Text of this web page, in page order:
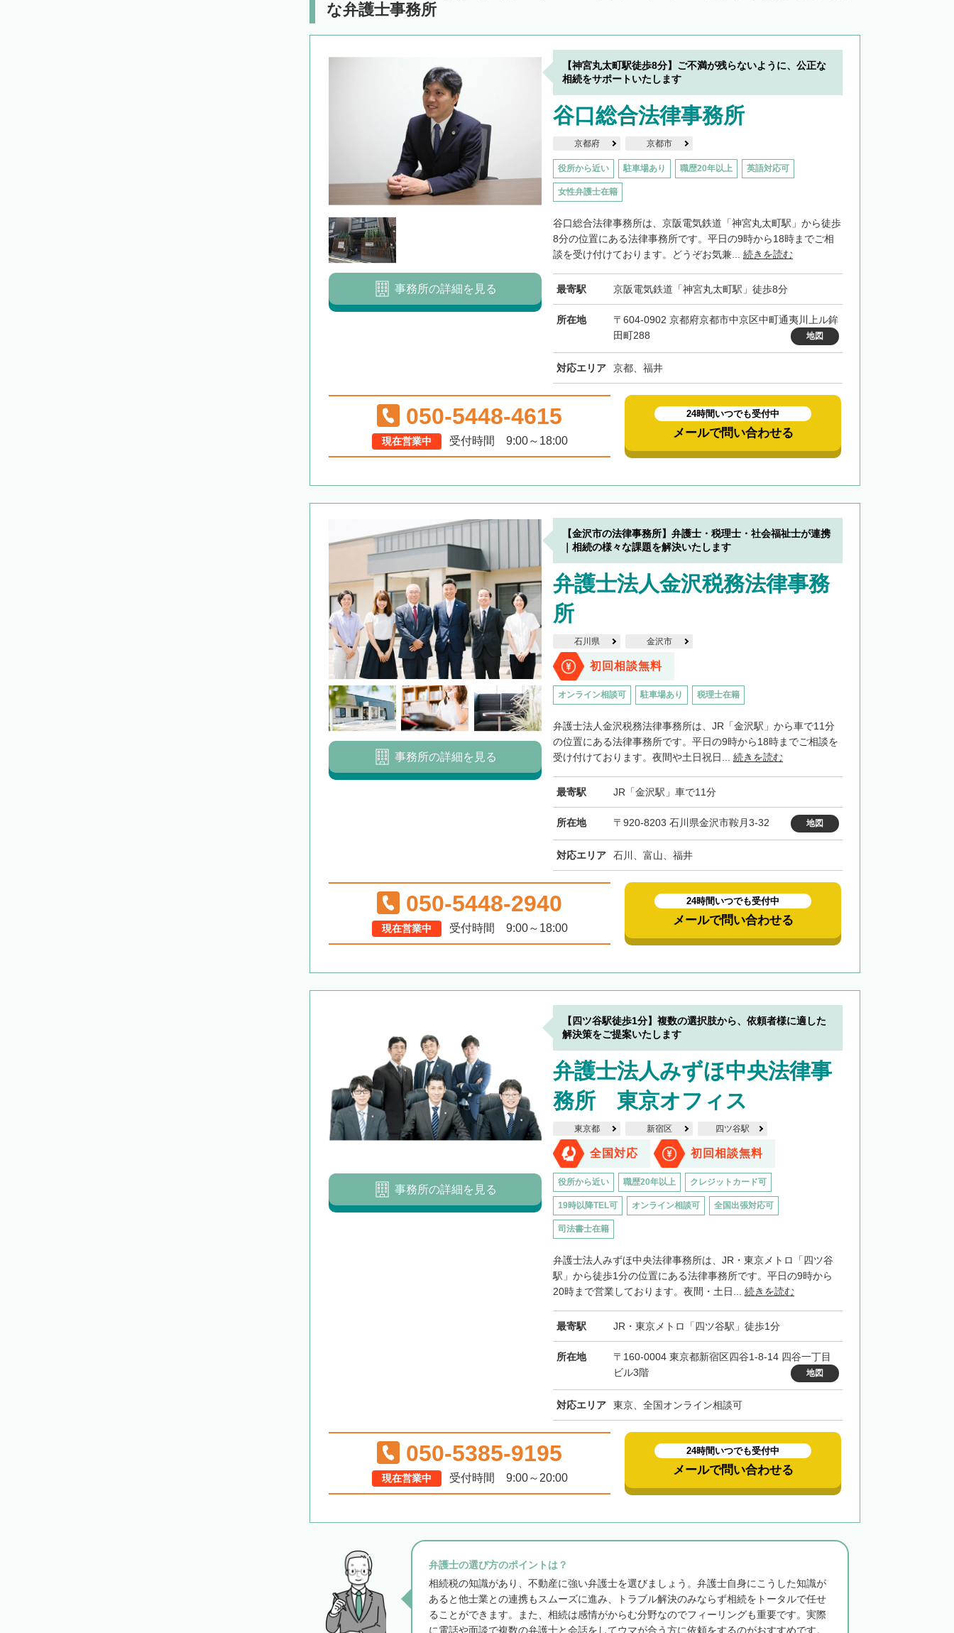
な弁護士事務所
【神宮丸太町駅徒歩8分】ご不満が残らないように、公正な
相続をサポートいたします
谷口総合法律事務所
京都府 京都市
役所から近い 駐車場あり 職歴20年以上 英語対応可
女性弁護士在籍
谷口総合法律事務所は、京阪電気鉄道「神宮丸太町駅」から徒歩
8分の位置にある法律事務所です。平日の9時から18時までご相
談を受け付けております。どうぞお気兼... 続きを読む
最寄駅 京阪電気鉄道「神宮丸太町駅」徒歩8分
所在地
〒604-0902 京都府京都市中京区中町通夷川上ル鉾
田町288
地図
対応エリア 京都、福井
事務所の詳細を見る
050-5448-4615
現在営業中 受付時間 9:00～18:00
24時間いつでも受付中
メールで問い合わせる
【金沢市の法律事務所】弁護士・税理士・社会福祉士が連携
｜相続の様々な課題を解決いたします
弁護士法人金沢税務法律事務
所
石川県 金沢市
初回相談無料
オンライン相談可 駐車場あり 税理士在籍
弁護士法人金沢税務法律事務所は、JR「金沢駅」から車で11分
の位置にある法律事務所です。平日の9時から18時までご相談を
受け付けております。夜間や土日祝日... 続きを読む
最寄駅 JR「金沢駅」車で11分
所在地 〒920-8203 石川県金沢市鞍月3-32 地図
対応エリア 石川、富山、福井
事務所の詳細を見る
050-5448-2940
現在営業中 受付時間 9:00～18:00
24時間いつでも受付中
メールで問い合わせる
【四ツ谷駅徒歩1分】複数の選択肢から、依頼者様に適した
解決策をご提案いたします
弁護士法人みずほ中央法律事
務所 東京オフィス
東京都 新宿区 四ツ谷駅
全国対応 初回相談無料
役所から近い 職歴20年以上 クレジットカード可
19時以降TEL可 オンライン相談可 全国出張対応可
司法書士在籍
弁護士法人みずほ中央法律事務所は、JR・東京メトロ「四ツ谷
駅」から徒歩1分の位置にある法律事務所です。平日の9時から
20時まで営業しております。夜間・土日... 続きを読む
最寄駅 JR・東京メトロ「四ツ谷駅」徒歩1分
所在地
〒160-0004 東京都新宿区四谷1-8-14 四谷一丁目
ビル3階
地図
対応エリア 東京、全国オンライン相談可
事務所の詳細を見る
050-5385-9195
現在営業中 受付時間 9:00～20:00
24時間いつでも受付中
メールで問い合わせる
弁護士の選び方のポイントは？
相続税の知識があり、不動産に強い弁護士を選びましょう。弁護士自身にこうした知識が
あると他士業との連携もスムーズに進み、トラブル解決のみならず相続をトータルで任せ
ることができます。また、相続は感情がからむ分野なのでフィーリングも重要です。実際
に電話や面談で複数の弁護士と会話をしてウマが合う方に依頼をするのがおすすめです。